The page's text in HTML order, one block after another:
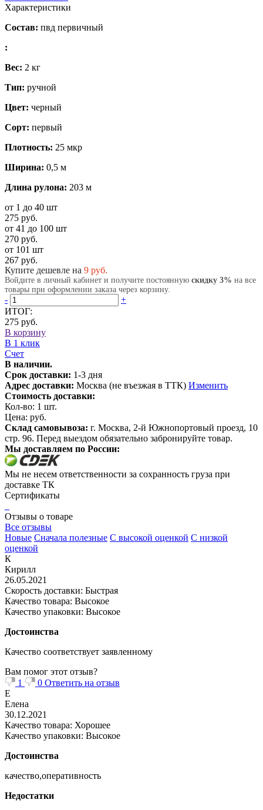
Характеристики
Состав: пвд первичный
:
Вес: 2 кг
Тип: ручной
Цвет: черный
Сорт: первый
Плотность: 25 мкр
Ширина: 0,5 м
Длина рулона: 203 м
от 1 до 40 шт
275 руб.
от 41 до 100 шт
270 руб.
от 101 шт
267 руб.
Купите дешевле на 9 руб.
Войдите в личный кабинет и получите постоянную скидку 3% на все
товары при оформлении заказа через корзину.
-
+
ИТОГ:
275 руб.
В корзину
В 1 клик
Счет
В наличии.
Срок доставки: 1-3 дня
Адрес доставки: Москва (не въезжая в ТТК) Изменить
Стоимость доставки:
Кол-во: 1 шт.
Цена: руб.
Склад самовывоза: г. Москва, 2-й Южнопортовый проезд, 10
стр. 96. Перед выездом обязательно забронируйте товар.
Мы доставляем по России:
Мы не несем ответственности за сохранность груза при
доставке ТК
Сертификаты
Отзывы о товаре
Все отзывы
Новые Сначала полезные С высокой оценкой С низкой
оценкой
К
Кирилл
26.05.2021
Скорость доставки: Быстрая
Качество товара: Высокое
Качество упаковки: Высокое
Достоинства
Качество соответствует заявленному
Вам помог этот отзыв?
1
0 Ответить на отзыв
Е
Елена
30.12.2021
Качество товара: Хорошее
Качество упаковки: Высокое
Достоинства
качество,оперативность
Недостатки